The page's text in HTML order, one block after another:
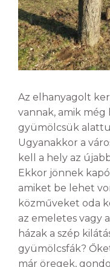
Az elhanyagolt
vannak, amik még
gyümölcsük
Ugyanakkor a
kell a hely az
Ekkor jönnek
amiket be lehet
közműveket oda
az emeletes vagy
házak a szép
gyümölcsfák?
már öregek,